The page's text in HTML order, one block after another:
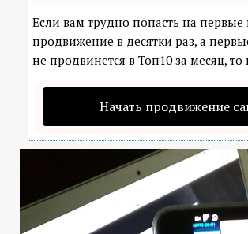
Если вам трудно попасть на
продвижение в десятки раз, а
не продвинется в Топ10 за месяц, то
Начать продвижение